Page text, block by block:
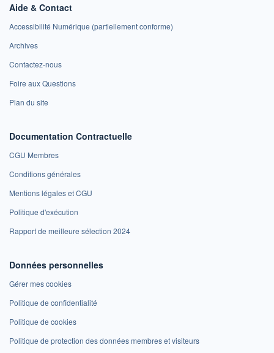
Aide & Contact
Accessibilité Numérique (partiellement conforme)
Archives
Contactez-nous
Foire aux Questions
Plan du site
Documentation Contractuelle
CGU Membres
Conditions générales
Mentions légales et CGU
Politique d'exécution
Rapport de meilleure sélection 2024
Données personnelles
Gérer mes cookies
Politique de confidentialité
Politique de cookies
Politique de protection des données membres et visiteurs